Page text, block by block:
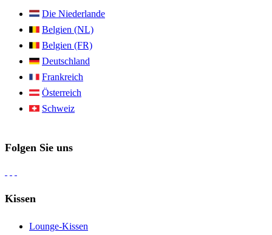
Die Niederlande
Belgien (NL)
Belgien (FR)
Deutschland
Frankreich
Österreich
Schweiz
Folgen Sie uns
Kissen
Lounge-Kissen